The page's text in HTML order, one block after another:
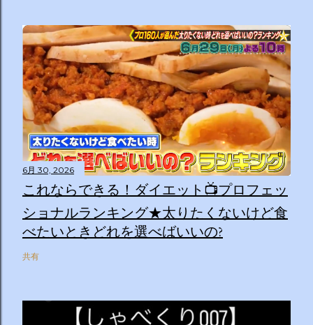
6月 30, 2026
これならできる！ダイエット📺プロフェッ
ショナルランキング★太りたくないけど食
べたいときどれを選べばいいの?
共有